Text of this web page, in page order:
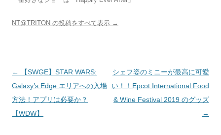
NT@TRITON の投稿をすべて表示 →
稿
ナ
ビ
ゲ
←
【SWGE】STAR WARS:
Galaxy’s Edge エリアへの入場
方法！アプリは必要か？
【WDW】
シェフ姿のミニーが最高に可愛
い！！Epcot International Food
& Wine Festival 2019 のグッズ
→